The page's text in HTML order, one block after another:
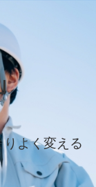
よく変える